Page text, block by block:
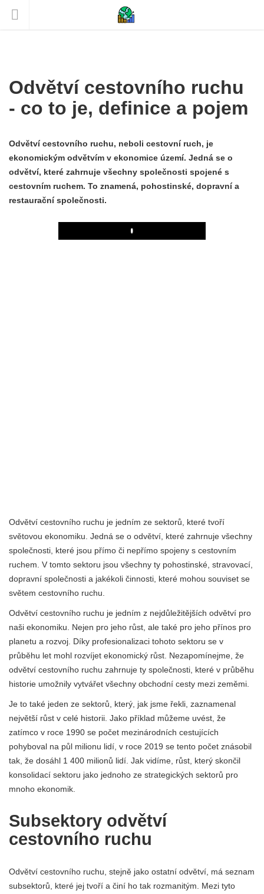
Odvětví cestovního ruchu
- co to je, definice a pojem
Odvětví cestovního ruchu, neboli cestovní ruch, je
ekonomickým odvětvím v ekonomice území. Jedná se o
odvětví, které zahrnuje všechny společnosti spojené s
cestovním ruchem. To znamená, pohostinské, dopravní a
restaurační společnosti.
Play
Odvětví cestovního ruchu je jedním ze sektorů, které tvoří
světovou ekonomiku. Jedná se o odvětví, které zahrnuje všechny
společnosti, které jsou přímo či nepřímo spojeny s cestovním
ruchem. V tomto sektoru jsou všechny ty pohostinské, stravovací,
dopravní společnosti a jakékoli činnosti, které mohou souviset se
světem cestovního ruchu.
Odvětví cestovního ruchu je jedním z nejdůležitějších odvětví pro
naši ekonomiku. Nejen pro jeho růst, ale také pro jeho přínos pro
planetu a rozvoj. Díky profesionalizaci tohoto sektoru se v
průběhu let mohl rozvíjet ekonomický růst. Nezapomínejme, že
odvětví cestovního ruchu zahrnuje ty společnosti, které v průběhu
historie umožnily vytvářet všechny obchodní cesty mezi zeměmi.
Je to také jeden ze sektorů, který, jak jsme řekli, zaznamenal
největší růst v celé historii. Jako příklad můžeme uvést, že
zatímco v roce 1990 se počet mezinárodních cestujících
pohyboval na půl milionu lidí, v roce 2019 se tento počet znásobil
tak, že dosáhl 1 400 milionů lidí. Jak vidíme, růst, který skončil
konsolidací sektoru jako jednoho ze strategických sektorů pro
mnoho ekonomik.
Subsektory odvětví
cestovního ruchu
Odvětví cestovního ruchu, stejně jako ostatní odvětví, má seznam
subsektorů, které jej tvoří a činí ho tak rozmanitým. Mezi tyto